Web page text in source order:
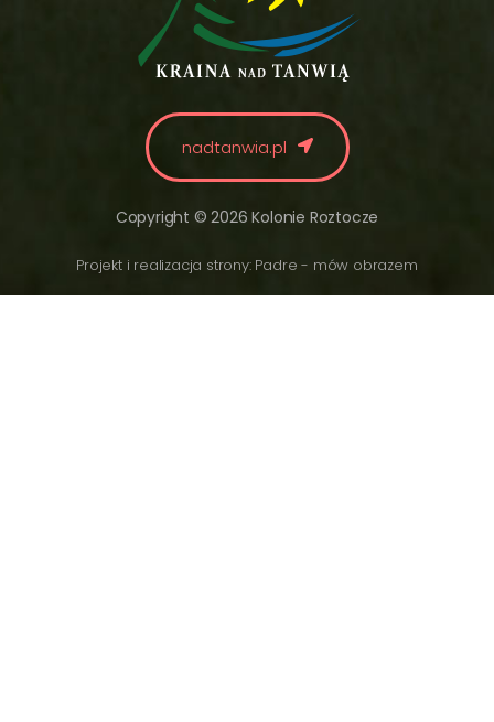
nadtanwia.pl
Copyright © 2026 Kolonie Roztocze
Projekt i realizacja strony: Padre - mów obrazem